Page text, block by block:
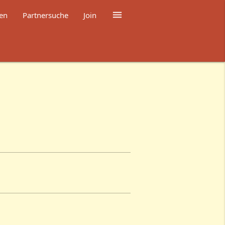

Partnersuche Join